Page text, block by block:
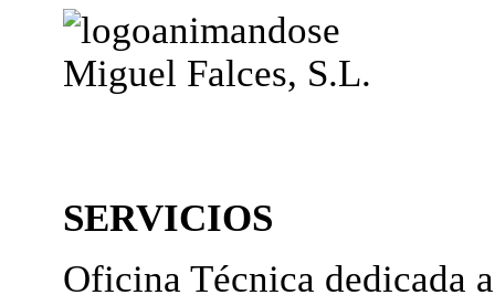
Miguel Falces, S.L.
SERVICIOS
Oficina Técnica dedicada